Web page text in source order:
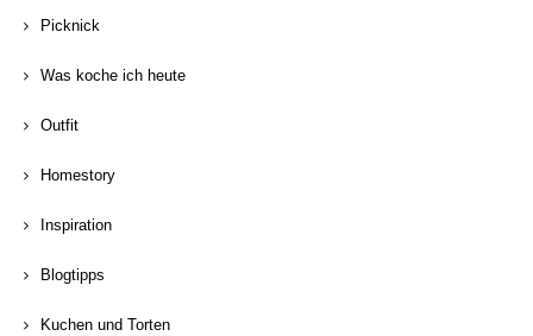
Picknick
Was koche ich heute
Outfit
Homestory
Inspiration
Blogtipps
Kuchen und Torten